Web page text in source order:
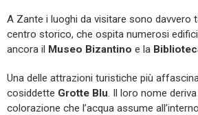
A Zante i luoghi da visitare sono davvero
centro storico, che ospita numerosi
ancora il Museo Bizantino e la
Una delle attrazioni turistiche più
cosiddette Grotte Blu. Il loro nome
colorazione che l’acqua assume